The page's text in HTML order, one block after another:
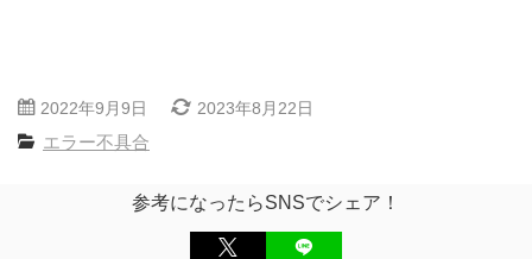
2022年9月9日 2023年8月22日
エラー不具合
参考になったらSNSでシェア！